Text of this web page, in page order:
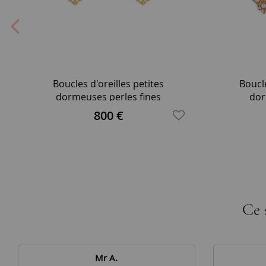
Boucles d'oreilles petites
dormeuses perles fines
800 €
Ce
Mr A.